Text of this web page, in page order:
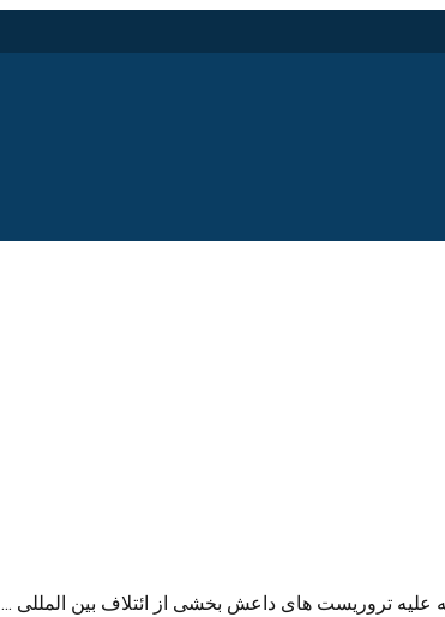
تروریست های داعش بخشی از ائتلاف بین المللی ...